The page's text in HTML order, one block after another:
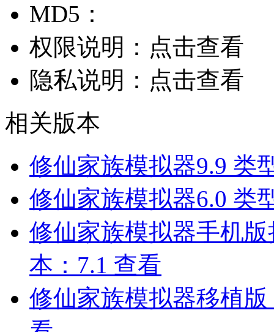
MD5：
权限说明： 点击查看
隐私说明： 点击查看
相关版本
修仙家族模拟器9.9 类
修仙家族模拟器6.0 类
修仙家族模拟器手机
本：7.1 查看
修仙家族模拟器移植版